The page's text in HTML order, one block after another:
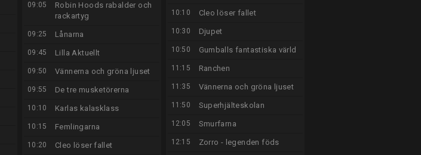
09:05
Robin Hoods rabalder och
rackartyg
09:25 Lånarna
09:45 Lilla Aktuellt
09:50 Vännerna och gröna ljuset
09:55 De tre musketörerna
10:10 Karlas kalasklass
10:15 Femlingarna
10:20 Cleo löser fallet
10:10 Cleo löser fallet
10:30 Djupet
10:50 Gumballs fantastiska värld
11:15 Ranchen
11:35 Vännerna och gröna ljuset
11:50 Superhjälteskolan
12:05 Smurfarna
12:15 Zorro - legenden föds